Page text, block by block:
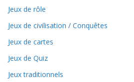
Jeux de rôle
Jeux de civilisation / Conquêtes
Jeux de cartes
Jeux de Quiz
Jeux traditionnels